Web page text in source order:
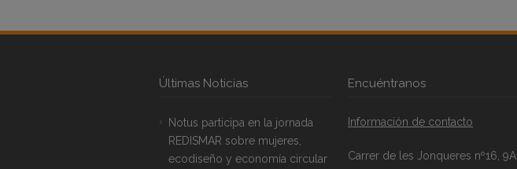
Últimas Noticias
Notus participa en la jornada
REDISMAR sobre mujeres,
ecodiseño y economía circular
Encuéntranos
Información de contacto
Carrer de les Jonqueres nº16, 9A